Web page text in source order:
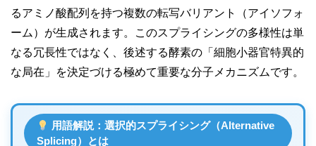
るアミノ酸配列を持つ複数の転写バリアント（アイソフォ
ーム）が生成されます。このスプライシングの多様性は単
なる冗長性ではなく、後述する酵素の「細胞小器官特異的
な局在」を決定づける極めて重要な分子メカニズムです。
用語解説：選択的スプライシング（Alternative
Splicing）とは